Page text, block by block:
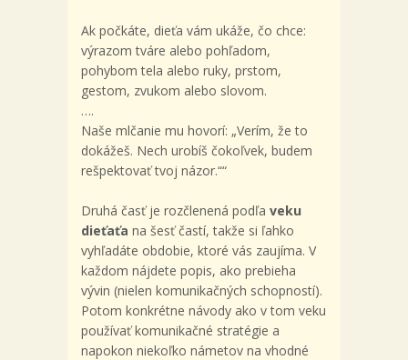
Ak počkáte, dieťa vám ukáže, čo chce:
výrazom tváre alebo pohľadom,
pohybom tela alebo ruky, prstom,
gestom, zvukom alebo slovom.
….
Naše mlčanie mu hovorí: „Verím, že to
dokážeš. Nech urobíš čokoľvek, budem
rešpektovať tvoj názor.““
Druhá časť je rozčlenená podľa veku
dieťaťa na šesť častí, takže si ľahko
vyhľadáte obdobie, ktoré vás zaujíma. V
každom nájdete popis, ako prebieha
vývin (nielen komunikačných schopností).
Potom konkrétne návody ako v tom veku
používať komunikačné stratégie a
napokon niekoľko námetov na vhodné